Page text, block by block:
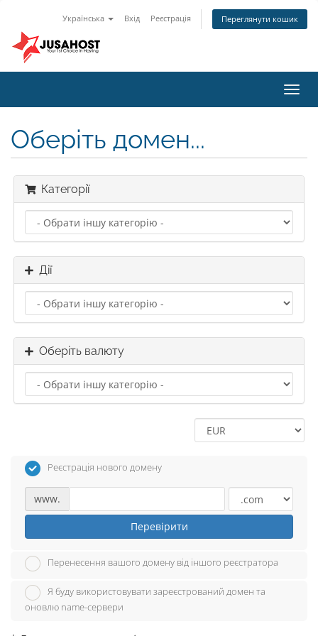
Українська Вхід Реєстрація Переглянути кошик
Оберіть домен...
Категорії
Дії
Оберіть валюту
Реєстрація нового домену
www.
Перевірити
Перенесення вашого домену від іншого реєстратора
Я буду використовувати зареєстрований домен та
оновлю name-сервери